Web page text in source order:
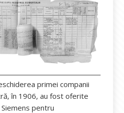
primei companii
în 1906, au fost oferite
pentru